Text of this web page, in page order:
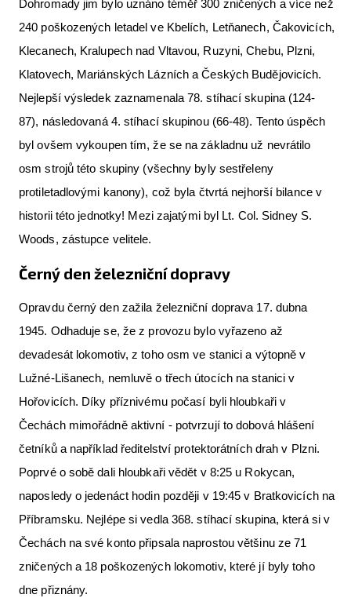
Dohromady jim bylo uznáno téměř 300 zničených a více než
240 poškozených letadel ve Kbelích, Letňanech, Čakovicích,
Klecanech, Kralupech nad Vltavou, Ruzyni, Chebu, Plzni,
Klatovech, Mariánských Lázních a Českých Budějovicích.
Nejlepší výsledek zaznamenala 78. stíhací skupina (124-
87), následovaná 4. stíhací skupinou (66-48). Tento úspěch
byl ovšem vykoupen tím, že se na základnu už nevrátilo
osm strojů této skupiny (všechny byly sestřeleny
protiletadlovými kanony), což byla čtvrtá nejhorší bilance v
historii této jednotky! Mezi zajatými byl Lt. Col. Sidney S.
Woods, zástupce velitele.
Černý den železniční dopravy
Opravdu černý den zažila železniční doprava 17. dubna
1945. Odhaduje se, že z provozu bylo vyřazeno až
devadesát lokomotiv, z toho osm ve stanici a výtopně v
Lužné-Lišanech, nemluvě o třech útocích na stanici v
Hořovicích. Díky příznivému počasí byli hloubkaři v
Čechách mimořádně aktivní - potvrzují to dobová hlášení
četníků a například ředitelství protektorátních drah v Plzni.
Poprvé o sobě dali hloubkaři vědět v 8:25 u Rokycan,
naposledy o jedenáct hodin později v 19:45 v Bratkovicích na
Příbramsku. Nejlépe si vedla 368. stíhací skupina, která si v
Čechách na své konto připsala naprostou většinu ze 71
zničených a 18 poškozených lokomotiv, které jí byly toho
dne přiznány.